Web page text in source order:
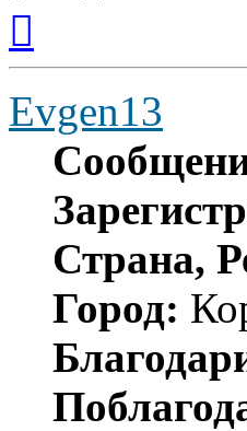
началу
Evgen13
Страна,
Город: